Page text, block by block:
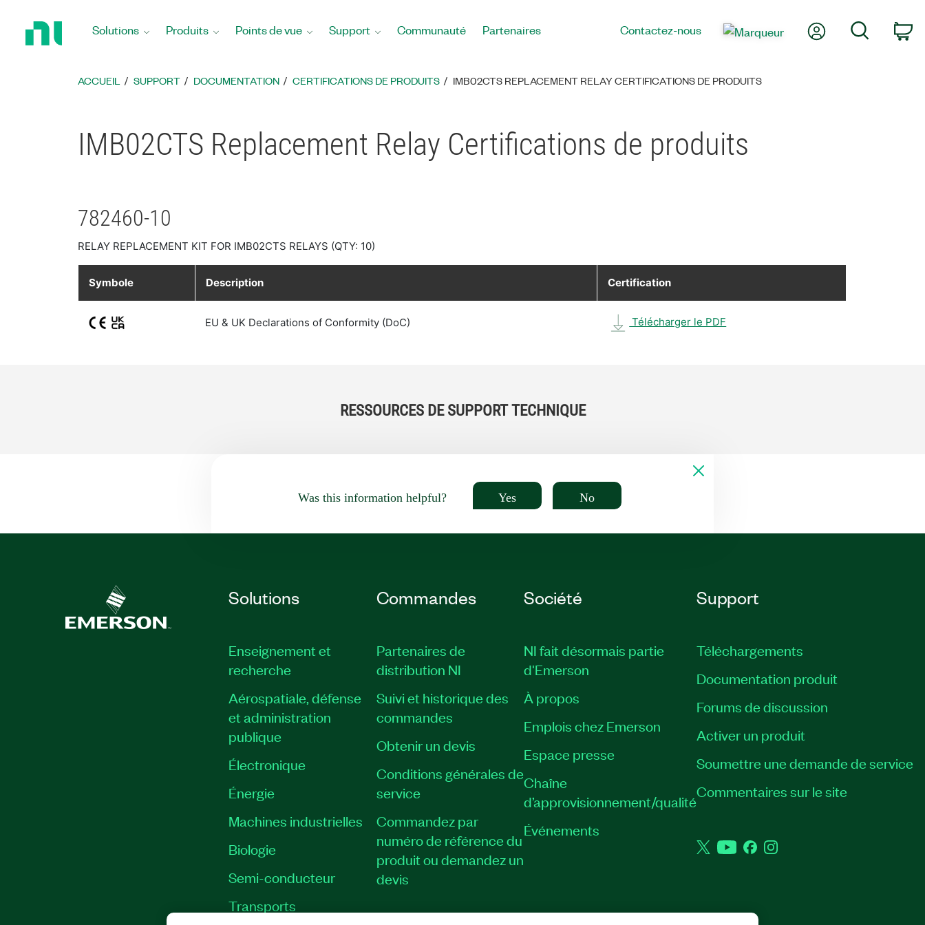
Solutions Produits Points de vue Support Communauté Partenaires Contactez-nous Mon compte
ACCUEIL SUPPORT DOCUMENTATION CERTIFICATIONS DE PRODUITS IMB02CTS REPLACEMENT RELAY CERTIFICATIONS DE PRODUITS
IMB02CTS Replacement Relay Certifications de produits
782460-10
RELAY REPLACEMENT KIT FOR IMB02CTS RELAYS (QTY: 10)
Symbole Description Certification
EU & UK Declarations of Conformity (DoC) Télécharger le PDF
RESSOURCES DE SUPPORT TECHNIQUE
Was this information helpful? Yes No
Solutions
Enseignement et
recherche
Aérospatiale, défense
et administration
publique
Électronique
Énergie​
Machines industrielles
Biologie
Semi-conducteur
Transports
Commandes
Partenaires de
distribution NI
Suivi et historique des
commandes
Obtenir un devis
Conditions générales de
service
Commandez par
numéro de référence du
produit ou demandez un
devis
Société
NI fait désormais partie
d'Emerson
À propos
Emplois chez Emerson
Espace presse
Chaîne
d’approvisionnement/qualité
Événements
Support
Téléchargements
Documentation produit
Forums de discussion
Activer un produit
Soumettre une demande de service
Commentaires sur le site
TwitterYouTubeFacebookInstagram